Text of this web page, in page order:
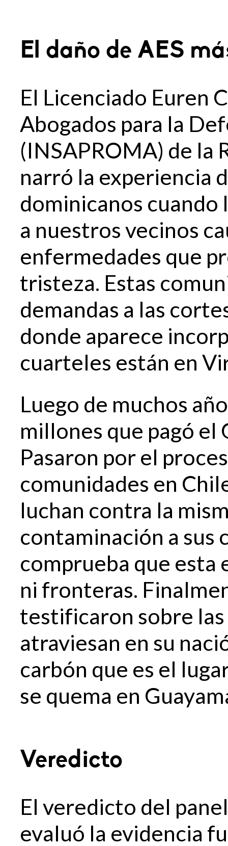
El daño de AES
El Licenciado Euren
Abogados para la
(INSAPROMA) de la
narró la experiencia
dominicanos cuando
a nuestros vecinos
enfermedades que
tristeza. Estas
demandas a las
donde aparece
cuarteles están en
Luego de muchos
millones que pagó
Pasaron por el
comunidades en
luchan contra la
contaminación a sus
comprueba que esta
ni fronteras.
testificaron sobre
atraviesan en su
carbón que es el
se quema en
Veredicto
El veredicto del
evaluó la evidencia